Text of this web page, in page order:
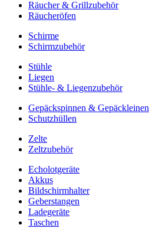
Räucher & Grillzubehör
Räucheröfen
Schirme
Schirmzubehör
Stühle
Liegen
Stühle- & Liegenzubehör
Gepäckspinnen & Gepäckleinen
Schutzhüllen
Zelte
Zeltzubehör
Echolotgeräte
Akkus
Bildschirmhalter
Geberstangen
Ladegeräte
Taschen